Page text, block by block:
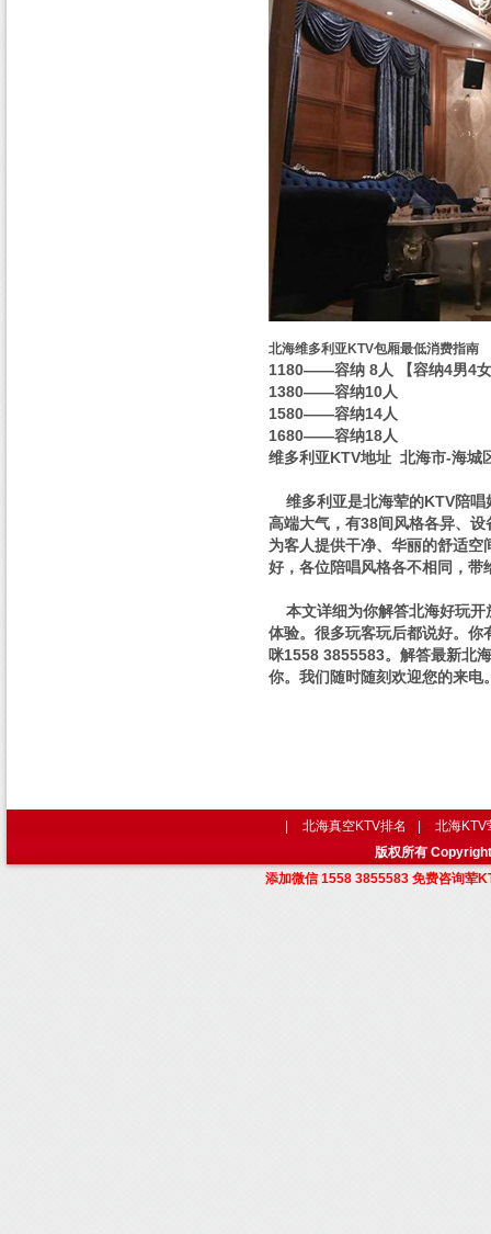
北海维多利亚KTV包厢最低消费指南
1180——容纳 8人 【容纳4男4
1380——容纳10人
1580——容纳14人
1680——容纳18人
维多利亚KTV地址 北海市-海城
维多利亚是北海荤的KTV陪唱
高端大气，有38间风格各异、
为客人提供干净、华丽的舒适
好，各位陪唱风格各不相同，带
本文详细为你解答北海好玩开
体验。很多玩客玩后都说好。
咪1558 3855583。解答最新北
你。我们随时随刻欢迎您的来电
北海真空KTV排名
北海KTV
版权所有
添加微信 1558 3855583 免费咨询荤